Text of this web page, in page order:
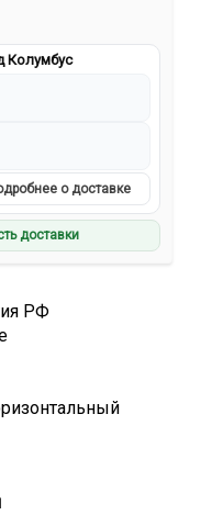
Колумбус
о доставке
доставки
РФ